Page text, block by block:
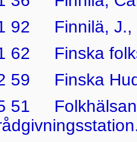
92 Finnilä, J.,
62 Finska
59 Finska
51 Folkhälsan